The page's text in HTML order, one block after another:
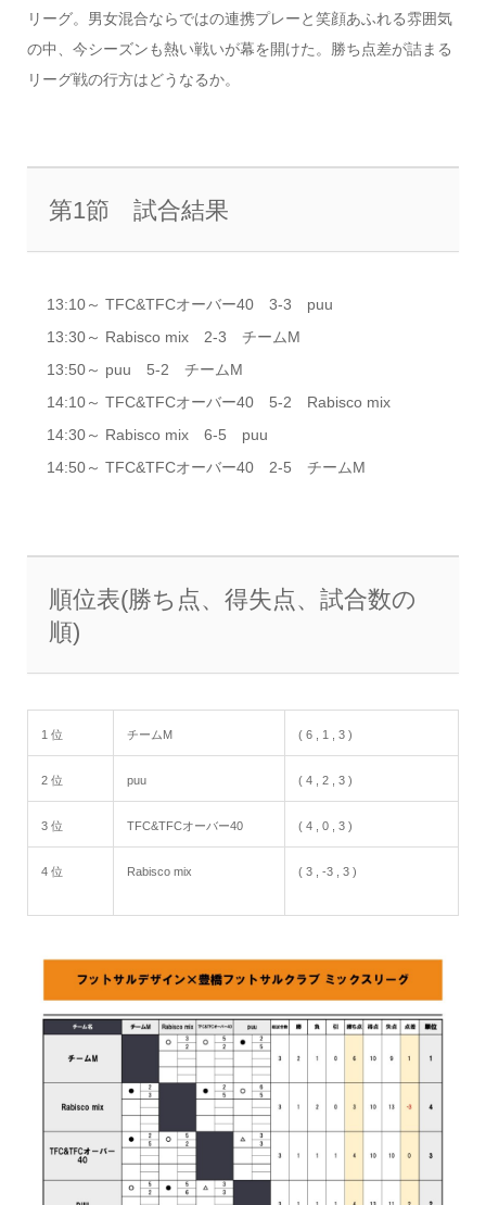
リーグ。男女混合ならではの連携プレーと笑顔あふれる雰囲気
の中、今シーズンも熱い戦いが幕を開けた。勝ち点差が詰まる
リーグ戦の行方はどうなるか。
第1節 試合結果
13:10～ TFC&TFCオーバー40 3-3 puu
13:30～ Rabisco mix 2-3 チームM
13:50～ puu 5-2 チームM
14:10～ TFC&TFCオーバー40 5-2 Rabisco mix
14:30～ Rabisco mix 6-5 puu
14:50～ TFC&TFCオーバー40 2‐5 チームM
順位表(勝ち点、得失点、試合数の
順)
1 位 チームM ( 6 , 1 , 3 )
2 位 puu ( 4 , 2 , 3 )
3 位 TFC&TFCオーバー40 ( 4 , 0 , 3 )
4 位 Rabisco mix ( 3 , -3 , 3 )